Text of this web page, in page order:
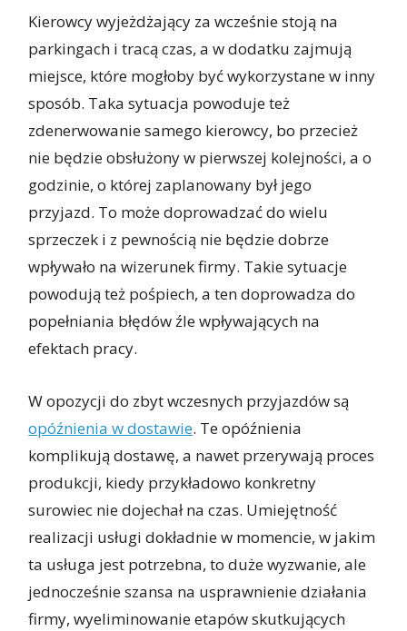
Kierowcy wyjeżdżający za wcześnie stoją na
parkingach i tracą czas, a w dodatku zajmują
miejsce, które mogłoby być wykorzystane w inny
sposób. Taka sytuacja powoduje też
zdenerwowanie samego kierowcy, bo przecież
nie będzie obsłużony w pierwszej kolejności, a o
godzinie, o której zaplanowany był jego
przyjazd. To może doprowadzać do wielu
sprzeczek i z pewnością nie będzie dobrze
wpływało na wizerunek firmy. Takie sytuacje
powodują też pośpiech, a ten doprowadza do
popełniania błędów źle wpływających na
efektach pracy.
W opozycji do zbyt wczesnych przyjazdów są
opóźnienia w dostawie. Te opóźnienia
komplikują dostawę, a nawet przerywają proces
produkcji, kiedy przykładowo konkretny
surowiec nie dojechał na czas. Umiejętność
realizacji usługi dokładnie w momencie, w jakim
ta usługa jest potrzebna, to duże wyzwanie, ale
jednocześnie szansa na usprawnienie działania
firmy, wyeliminowanie etapów skutkujących